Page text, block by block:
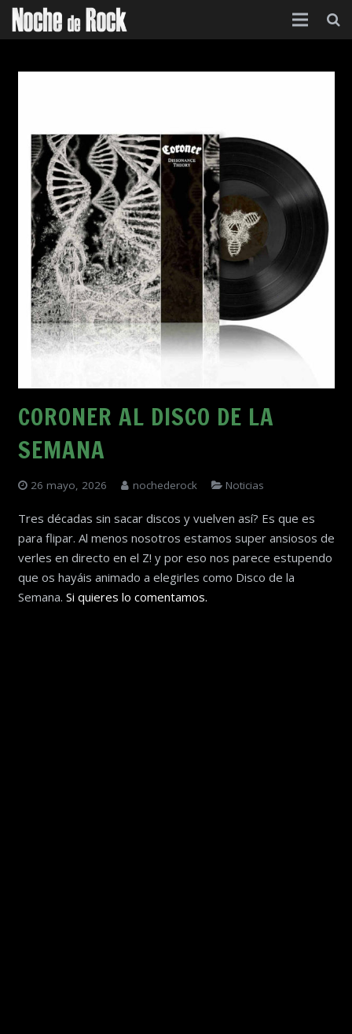
Foro
Contacto
Acerca de
CORONER AL DISCO DE LA
SEMANA
26 mayo, 2026 nochederock Noticias
Tres décadas sin sacar discos y vuelven así? Es que es
para flipar. Al menos nosotros estamos super ansiosos de
verles en directo en el Z! y por eso nos parece estupendo
que os hayáis animado a elegirles como Disco de la
Semana. Si quieres lo comentamos.